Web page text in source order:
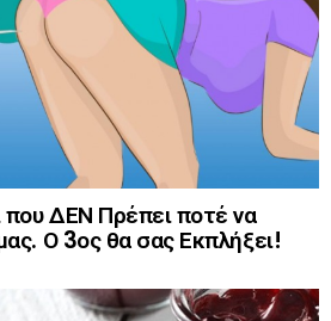
που ΔΕΝ Πρέπει ποτέ να
Ο 3ος θα σας Εκπλήξει!